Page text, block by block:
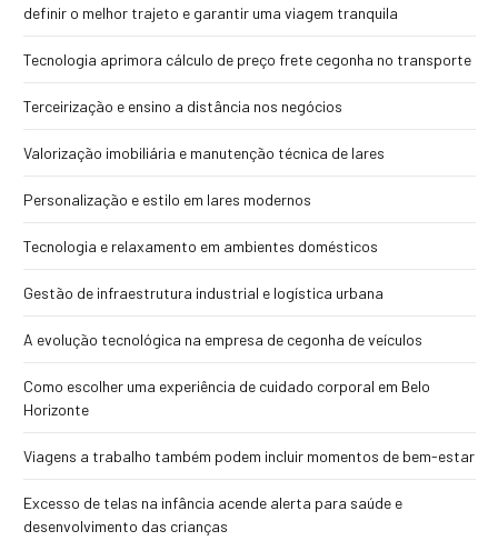
definir o melhor trajeto e garantir uma viagem tranquila
Tecnologia aprimora cálculo de preço frete cegonha no transporte
Terceirização e ensino a distância nos negócios
Valorização imobiliária e manutenção técnica de lares
Personalização e estilo em lares modernos
Tecnologia e relaxamento em ambientes domésticos
Gestão de infraestrutura industrial e logística urbana
A evolução tecnológica na empresa de cegonha de veículos
Como escolher uma experiência de cuidado corporal em Belo
Horizonte
Viagens a trabalho também podem incluir momentos de bem-estar
Excesso de telas na infância acende alerta para saúde e
desenvolvimento das crianças